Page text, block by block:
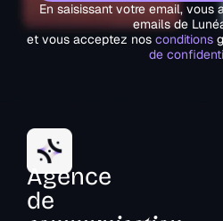
En saisissant votre email,
emails de
et vous acceptez nos conditions
de
Agence
de